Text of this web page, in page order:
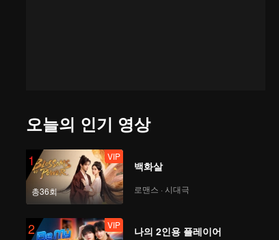
오늘의 인기 영상
1
총36회
VIP
백화살
로맨스 · 시대극
2 VIP
나의 2인용 플레이어